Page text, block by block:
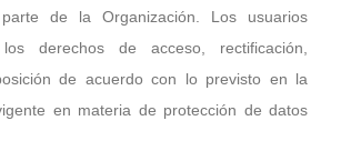
de la Organización. Los usuarios
derechos de acceso, rectificación,
de acuerdo con lo previsto en la
en materia de protección de datos